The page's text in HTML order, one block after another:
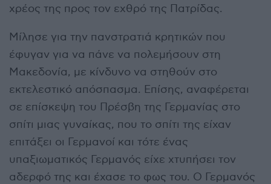
χρέος της προς τον εχθρό της Πατρίδας.
Μίλησε για την πανστρατιά κρητικών που
έφυγαν για να πάνε να πολεμήσουν στη
Μακεδονία, με κίνδυνο να στηθούν στο
εκτελεστικό απόσπασμα. Επίσης, αναφέρεται
σε επίσκεψη του Πρέσβη της Γερμανίας στο
σπίτι μιας γυναίκας, που το σπίτι της είχαν
επιτάξει οι Γερμανοί και τότε ένας
υπαξιωματικός Γερμανός είχε χτυπήσει τον
αδερφό της και έχασε το φως του. Ο Γερμανός